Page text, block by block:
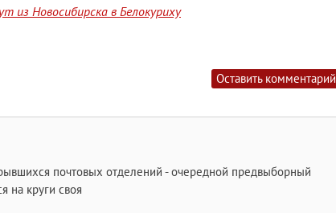
из Новосибирска в Белокуриху
Оставить комментарий
почтовых отделений - очередной предвыборный
на круги своя